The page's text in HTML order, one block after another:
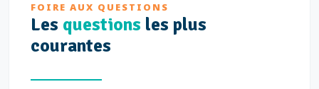
FOIRE AUX QUESTIONS
Les questions les plus
courantes